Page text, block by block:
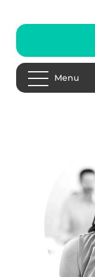
Menu